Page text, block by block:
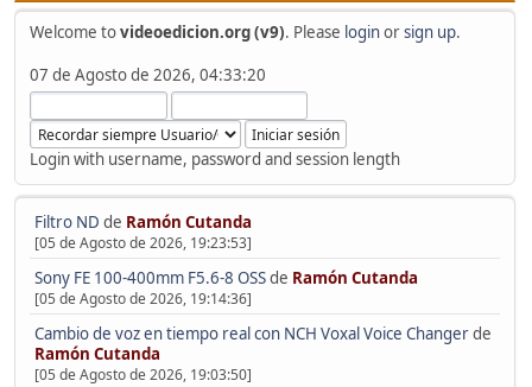
Welcome tovideoedicion.org (v9). Please loginorsign up.
07 de Agosto de 2026, 04:33:20
Login with username, password and session length
Filtro ND de Ramón Cutanda
[05 de Agosto de 2026, 19:23:53]
Sony FE 100-400mm F5.6-8 OSSde Ramón Cutanda
[05 de Agosto de 2026, 19:14:36]
Cambio de voz en tiempo real con NCH Voxal Voice Changerde
Ramón Cutanda
[05 de Agosto de 2026, 19:03:50]